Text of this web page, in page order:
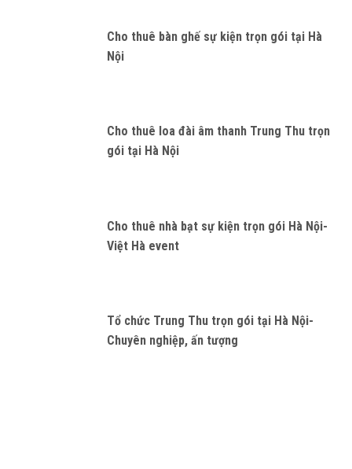
Cho thuê bàn ghế sự kiện trọn gói tại Hà
Nội
Cho thuê loa đài âm thanh Trung Thu trọn
gói tại Hà Nội
Cho thuê nhà bạt sự kiện trọn gói Hà Nội-
Việt Hà event
Tổ chức Trung Thu trọn gói tại Hà Nội-
Chuyên nghiệp, ấn tượng